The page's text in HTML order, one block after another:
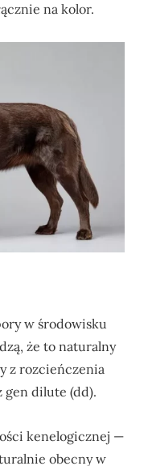
na kolor.
w środowisku
że to naturalny
z rozcieńczenia
gen dilute (dd).
kenelogicznej —
obecny w